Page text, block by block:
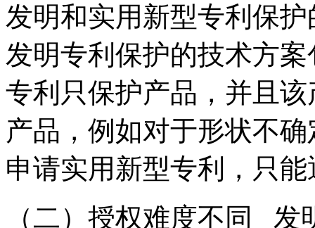
发明和实用新型专利保
发明专利保护的技术方
专利只保护产品，并且
产品，例如对于形状不
申请实用新型专利，只
（二）授权难度不同 发